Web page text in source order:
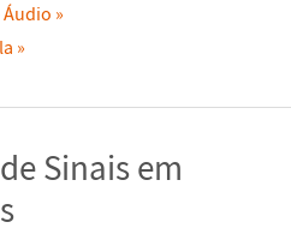
Áudio
Sinais em